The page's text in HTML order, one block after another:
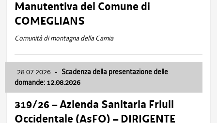
Manutentiva del Comune di
COMEGLIANS
Comunità di montagna della Carnia
28.07.2026 - Scadenza della presentazione delle
domande: 12.08.2026
319/26 – Azienda Sanitaria Friuli
Occidentale (AsFO) – DIRIGENTE